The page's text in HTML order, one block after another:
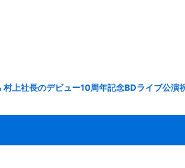
上社長のデビュー10周年記念BDライブ公演